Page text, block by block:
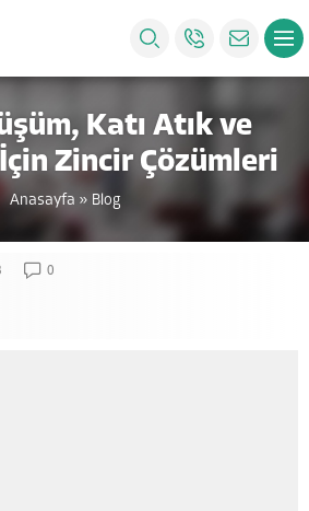
Katı Atık ve
Zincir Çözümleri
Anasayfa » Blog
0